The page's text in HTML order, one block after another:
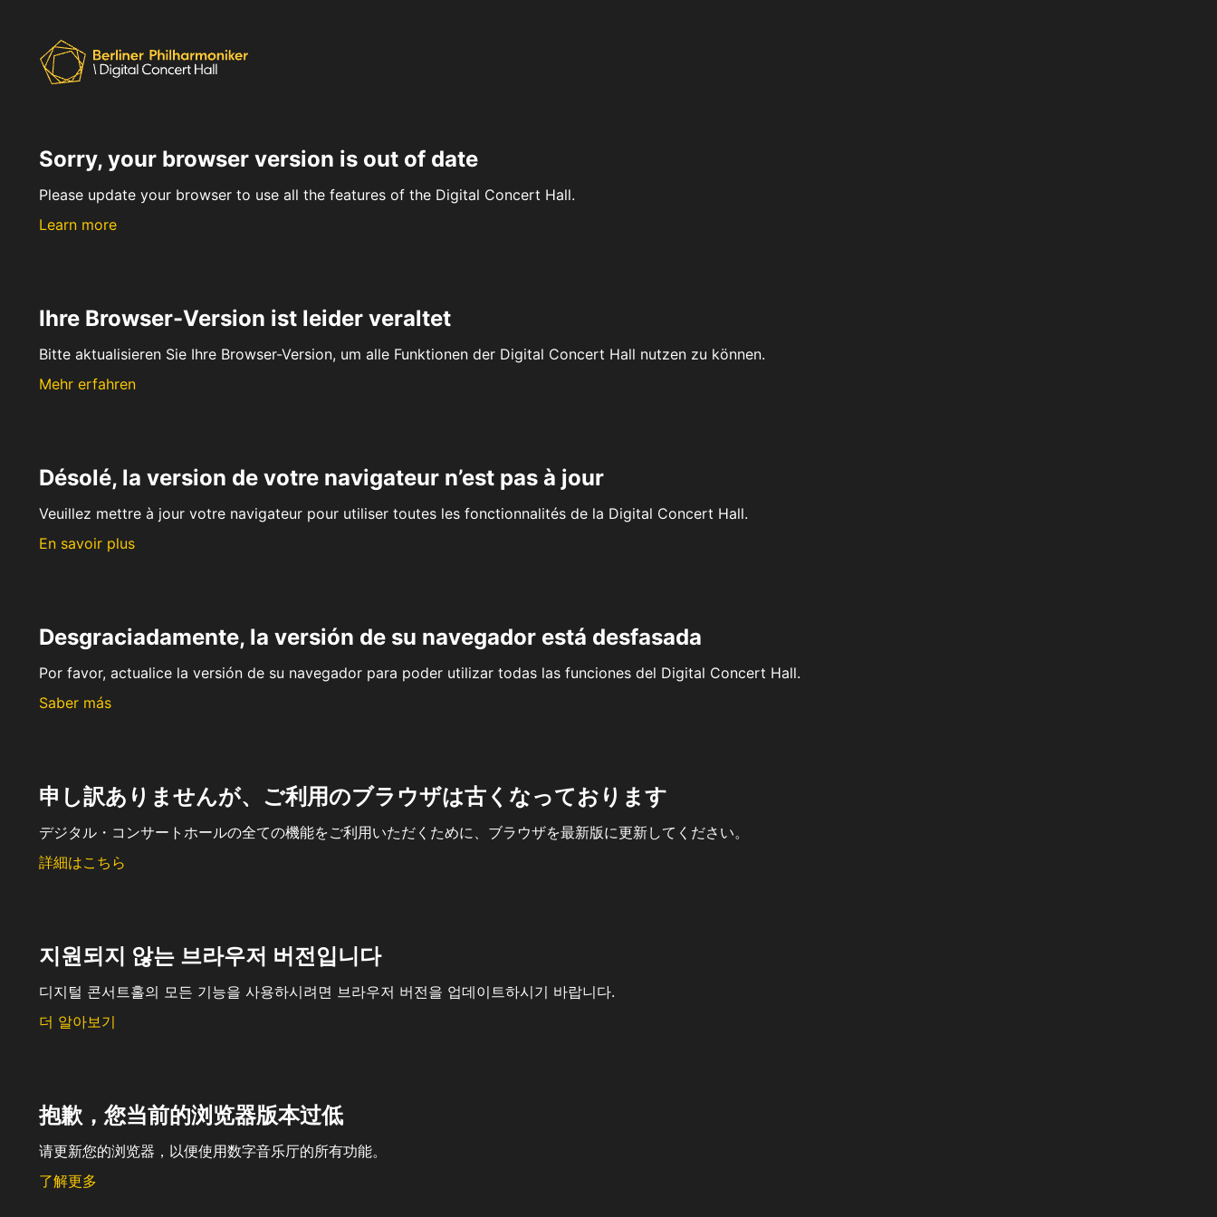
Sorry, your browser version is out of date
Please update your browser to use all the features of the Digital Concert Hall.
Learn more
Ihre Browser-Version ist leider veraltet
Bitte aktualisieren Sie Ihre Browser-Version, um alle Funktionen der Digital Concert Hall nutzen zu können.
Mehr erfahren
Désolé, la version de votre navigateur n’est pas à jour
Veuillez mettre à jour votre navigateur pour utiliser toutes les fonctionnalités de la Digital Concert Hall.
En savoir plus
Desgraciadamente, la versión de su navegador está desfasada
Por favor, actualice la versión de su navegador para poder utilizar todas las funciones del Digital Concert Hall.
Saber más
申し訳ありませんが、ご利用のブラウザは古くなっております
デジタル・コンサートホールの全ての機能をご利用いただくために、ブラウザを最新版に更新してください。
詳細はこちら
지원되지 않는 브라우저 버전입니다
디지털 콘서트홀의 모든 기능을 사용하시려면 브라우저 버전을 업데이트하시기 바랍니다.
더 알아보기
抱歉，您当前的浏览器版本过低
请更新您的浏览器，以便使用数字音乐厅的所有功能。
了解更多